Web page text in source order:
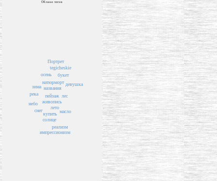
Облако тегов
пейзаж
названия
живопись
лето
натюрморт
купить
солнце
лес
зима
осень букет
масло
река
снег
tegicheskie
реализм
небо
импрессионизм
Портрет
девушка